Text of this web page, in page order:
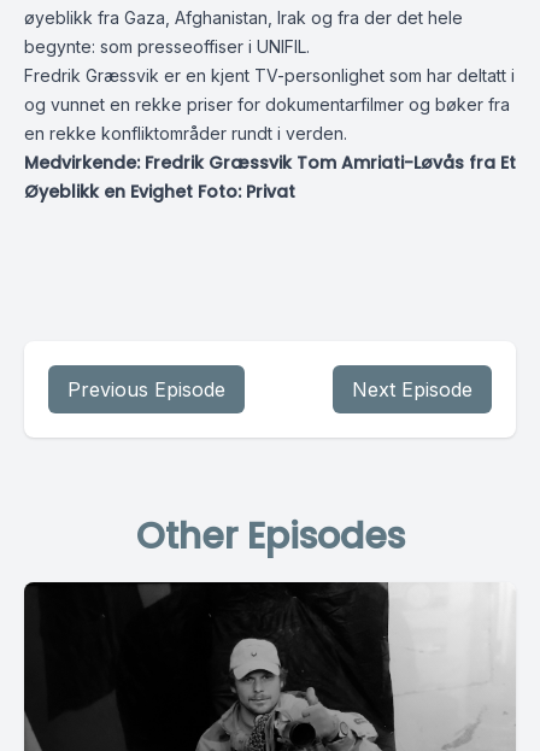
øyeblikk fra Gaza, Afghanistan, Irak og fra der det hele
begynte: som presseoffiser i UNIFIL.
Fredrik Græssvik er en kjent TV-personlighet som har deltatt i
og vunnet en rekke priser for dokumentarfilmer og bøker fra
en rekke konfliktområder rundt i verden.
Medvirkende: Fredrik Græssvik Tom Amriati-Løvås fra Et
Øyeblikk en Evighet Foto: Privat
Previous Episode Next Episode
Other Episodes